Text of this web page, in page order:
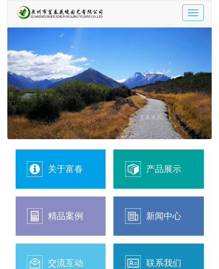
Toggle
关于富春 产品展示
精品案例 新闻中心
交流互动 联系我们